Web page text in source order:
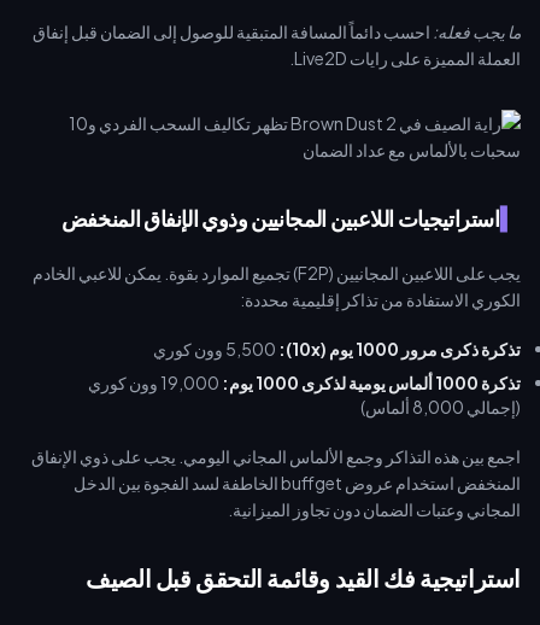
ما يجب فعله: احسب دائماً المسافة المتبقية للوصول إلى الضمان قبل إنفاق
العملة المميزة على رايات Live2D.
استراتيجيات اللاعبين المجانيين وذوي الإنفاق المنخفض
يجب على اللاعبين المجانيين (F2P) تجميع الموارد بقوة. يمكن للاعبي الخادم
الكوري الاستفادة من تذاكر إقليمية محددة:
تذكرة ذكرى مرور 1000 يوم (10x):
تذكرة 1000 ألماس يومية لذكرى 1000 يوم:
19,000 وون كوري
(إجمالي 8,000 ألماس)
اجمع بين هذه التذاكر وجمع الألماس المجاني اليومي. يجب على ذوي الإنفاق
المنخفض استخدام عروض buffget الخاطفة لسد الفجوة بين الدخل
المجاني وعتبات الضمان دون تجاوز الميزانية.
استراتيجية فك القيد وقائمة التحقق قبل الصيف